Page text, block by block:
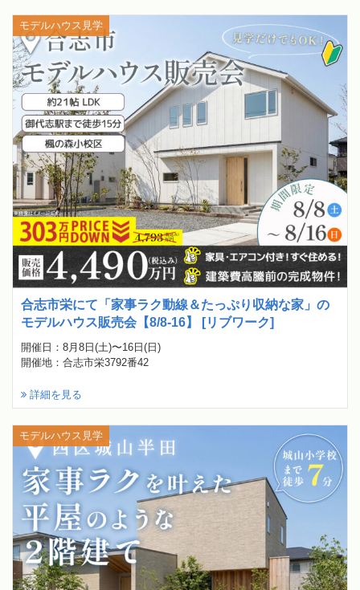
合志市栄にて「家事ラク動線＆たっぷり収納な家」の
モデルハウス販売会【8/8-16】 [リブワーク]
開催日：8月8日(土)〜16日(日)
開催地：合志市栄3792番42
詳細を見る
モデルハウス見学
モデルハウス見学